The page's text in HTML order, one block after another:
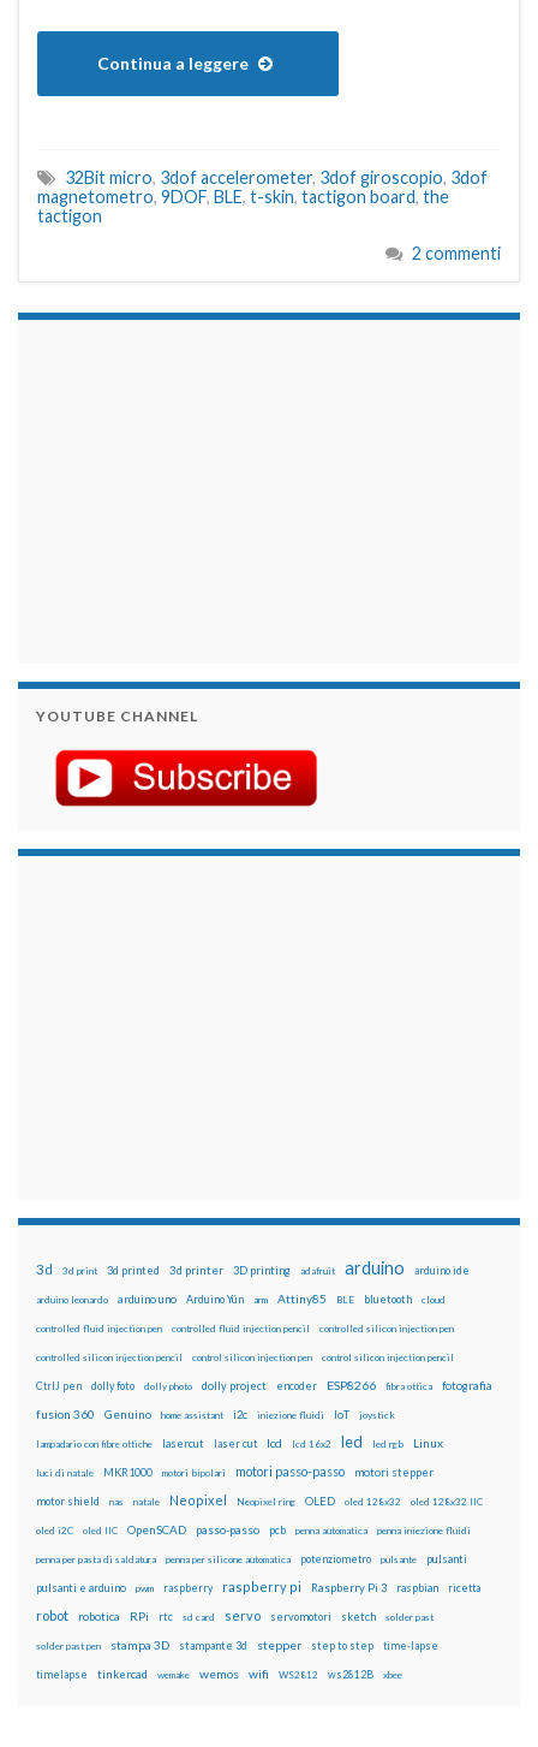
Continua a leggere
32Bit micro, 3dof accelerometer, 3dof giroscopio, 3dof
magnetometro, 9DOF, BLE, t-skin, tactigon board, the
tactigon
2 commenti
YOUTUBE CHANNEL
3d 3d print 3d printed 3d printer 3D printing adafruit arduino arduino ide
arduino leonardo arduino uno Arduino Yún arm Attiny85 BLE bluetooth cloud
controlled fluid injection pen controlled fluid injection pencil controlled silicon injection pen
controlled silicon injection pencil control silicon injection pen control silicon injection pencil
CtrlJ pen dolly foto dolly photo dolly project encoder ESP8266 fibra ottica fotografia
fusion 360 Genuino home assistant i2c iniezione fluidi IoT joystick
lampadario con fibre ottiche lasercut laser cut lcd lcd 16x2 led led rgb Linux
luci di natale MKR1000 motori bipolari motori passo-passo motori stepper
motor shield nas natale Neopixel Neopixel ring OLED oled 128x32 oled 128x32 IIC
oled i2C oled IIC OpenSCAD passo-passo pcb penna automatica penna iniezione fluidi
penna per pasta di saldatura penna per silicone automatica potenziometro pulsante pulsanti
pulsanti e arduino pwm raspberry raspberry pi Raspberry Pi 3 raspbian ricetta
robot robotica RPi rtc sd card servo servomotori sketch solder past
solder past pen stampa 3D stampante 3d stepper step to step time-lapse
timelapse tinkercad wemake wemos wifi WS2812 ws2812B xbee